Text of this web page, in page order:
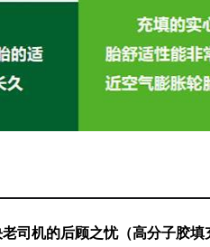
司机的后顾之忧（高分子胶填